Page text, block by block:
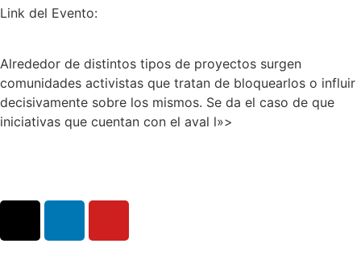
Link del Evento:
Alrededor de distintos tipos de proyectos surgen
comunidades activistas que tratan de bloquearlos o influir
decisivamente sobre los mismos. Se da el caso de que
iniciativas que cuentan con el aval l»>